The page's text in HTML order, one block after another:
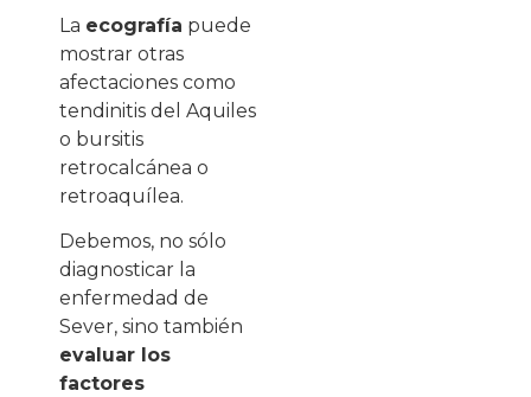
La ecografía puede
mostrar otras
afectaciones como
tendinitis del Aquiles
o bursitis
retrocalcánea o
retroaquílea.
Debemos, no sólo
diagnosticar la
enfermedad de
Sever, sino también
evaluar los
factores